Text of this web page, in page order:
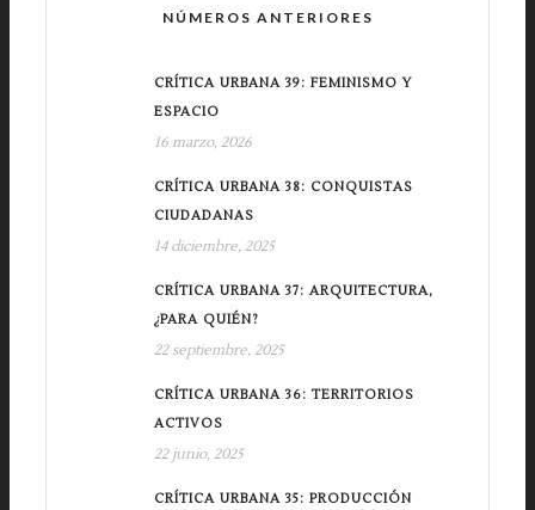
NÚMEROS ANTERIORES
CRÍTICA URBANA 39: FEMINISMO Y
ESPACIO
16 marzo, 2026
CRÍTICA URBANA 38: CONQUISTAS
CIUDADANAS
14 diciembre, 2025
CRÍTICA URBANA 37: ARQUITECTURA,
¿PARA QUIÉN?
22 septiembre, 2025
CRÍTICA URBANA 36: TERRITORIOS
ACTIVOS
22 junio, 2025
CRÍTICA URBANA 35: PRODUCCIÓN